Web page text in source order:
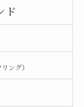
ド
ング）